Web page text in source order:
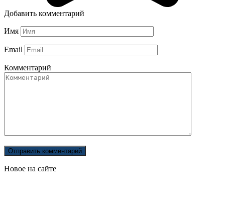
Добавить комментарий
Имя
Email
Комментарий
Новое на сайте